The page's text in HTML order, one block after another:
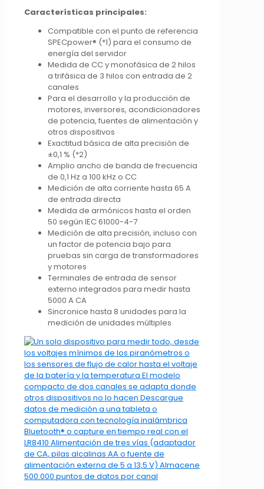
Características principales:
Compatible con el punto de referencia
SPECpower® (*1) para el consumo de
energía del servidor
Medida de CC y monofásica de 2 hilos
a trifásica de 3 hilos con entrada de 2
canales
Para el desarrollo y la producción de
motores, inversores, acondicionadores
de potencia, fuentes de alimentación y
otros dispositivos
Exactitud básica de alta precisión de
±0,1 % (*2)
Amplio ancho de banda de frecuencia
de 0,1 Hz a 100 kHz o CC
Medición de alta corriente hasta 65 A
de entrada directa
Medida de armónicos hasta el orden
50 según IEC 61000-4-7
Medición de alta precisión, incluso con
un factor de potencia bajo para
pruebas sin carga de transformadores
y motores
Terminales de entrada de sensor
externo integrados para medir hasta
5000 A CA
Sincronice hasta 8 unidades para la
medición de unidades múltiples